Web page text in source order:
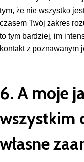
tym, że nie wszystko
czasem Twój zakres
to tym bardziej, im
kontakt z
6. A moje
wszystkim
własne